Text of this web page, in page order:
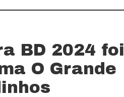
BD 2024 foi
O Grande